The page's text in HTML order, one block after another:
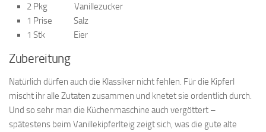
2 Pkg Vanillezucker
1 Prise Salz
1 Stk Eier
Zubereitung
Natürlich dürfen auch die Klassiker nicht fehlen. Für die Kipferl
mischt ihr alle Zutaten zusammen und knetet sie ordentlich durch.
Und so sehr man die Küchenmaschine auch vergöttert –
spätestens beim Vanillekipferlteig zeigt sich, was die gute alte